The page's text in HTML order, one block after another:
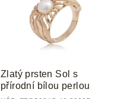
Zlatý prsten Sol s
přírodní bílou perlou